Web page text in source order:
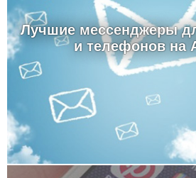
Лучшие мессенджеры
и телефонов на